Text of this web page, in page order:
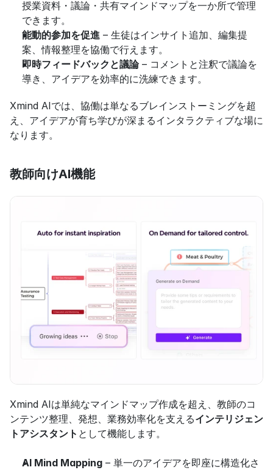
授業資料・議論・共有マインドマップを一か所で管理
できます。
能動的参加を促進 – 生徒はインサイト追加、編集提
案、情報整理を協働で行えます。
即時フィードバックと議論 – コメントと注釈で議論を
導き、アイデアを効率的に洗練できます。
Xmind AIでは、協働は単なるブレインストーミングを超
え、アイデアが育ち学びが深まるインタラクティブな場に
なります。
教師向けAI機能
Xmind AIは単純なマインドマップ作成を超え、教師のコ
ンテンツ整理、発想、業務効率化を支えるインテリジェン
トアシスタント として機能します。
AI Mind Mapping – 単一のアイデアを即座に構造化さ